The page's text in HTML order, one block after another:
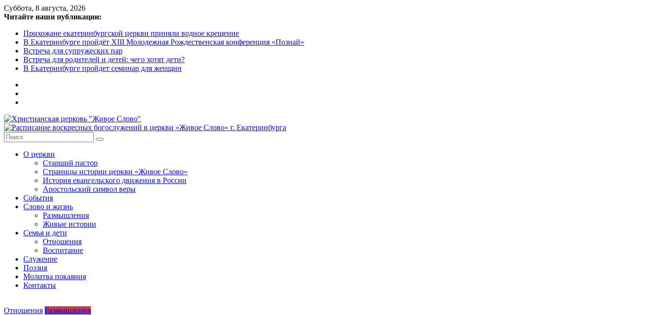
Skip
to
Суббота, 8 августа, 2026
Читайте наши публикации:
Прихожане екатеринбургской церкви приняли водное крещение
В Екатеринбурге пройдёт XIII Молодежная Рождественская конференция «Познай»
Встреча для супружеских пар
Встреча для родителей и детей: чего хотят дети?
В Екатеринбурге пройдет семинар для женщин
Христианская
"Живое
Слово"
религиозная
организация
Библейская
христиан
евангельской
"Живое
Слово"
Екатеринбурга
О церкви
Старший пастор
Страницы истории церкви «Живое Слово»
История евангельского движения в России
Апостольский символ веры
События
Слово и жизнь
Размышления
Живые истории
Семья и дети
Отношения
Воспитание
Служение
Поэзия
Молитва покаяния
Контакты
Отношения Размышления